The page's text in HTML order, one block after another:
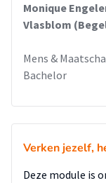
Monique
Vlasblom
Mens &
Bachelor
Verken jezelf,
Deze module is